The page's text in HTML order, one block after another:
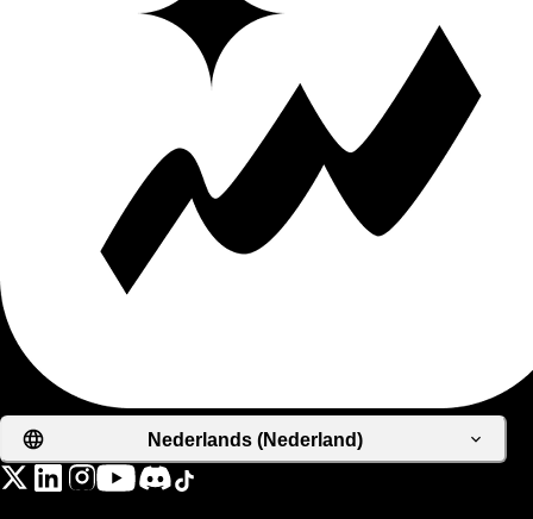
Nederlands (Nederland)